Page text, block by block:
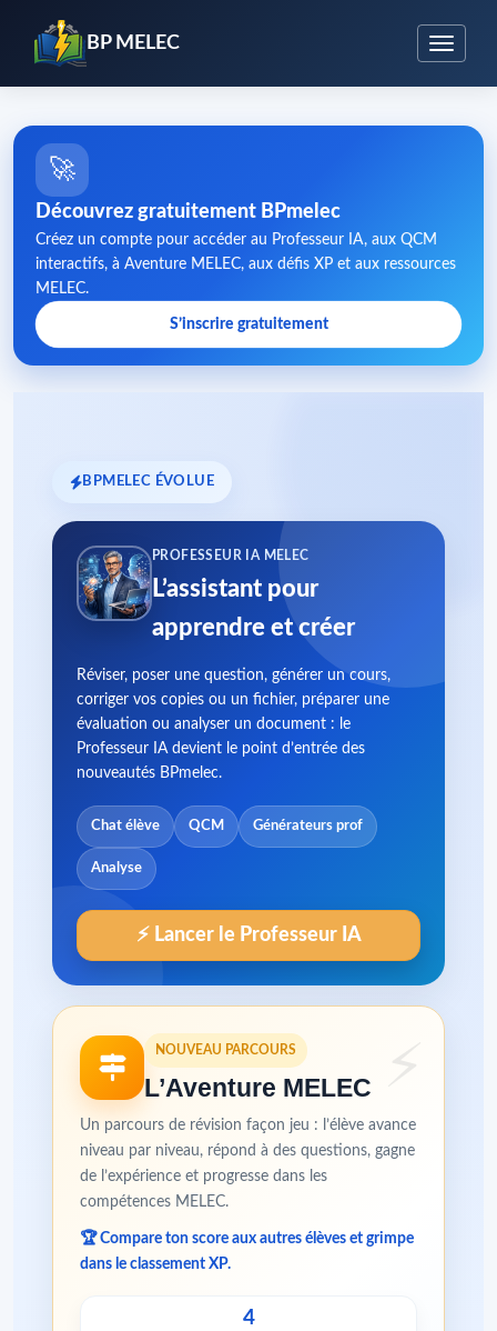
BP MELEC
🚀
Découvrez gratuitement BPmelec
Créez un compte pour accéder au Professeur IA, aux QCM
interactifs, à Aventure MELEC, aux défis XP et aux ressources
MELEC.
S’inscrire gratuitement
BPMELEC ÉVOLUE
PROFESSEUR IA MELEC
L’assistant pour
apprendre et créer
Réviser, poser une question, générer un cours,
corriger vos copies ou un fichier, préparer une
évaluation ou analyser un document : le
Professeur IA devient le point d’entrée des
nouveautés BPmelec.
Chat élève QCM Générateurs prof
Analyse
⚡ Lancer le Professeur IA
NOUVEAU PARCOURS
L’Aventure MELEC
Un parcours de révision façon jeu : l’élève avance
niveau par niveau, répond à des questions, gagne
de l’expérience et progresse dans les
compétences MELEC.
🏆 Compare ton score aux autres élèves et grimpe
dans le classement XP.
4